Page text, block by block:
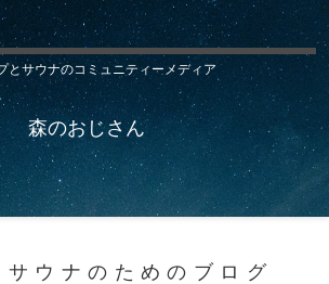
とサウナのコミュニティーメディア
森のおじさん
サウナのためのブログ